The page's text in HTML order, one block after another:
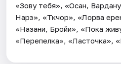
«Зову тебя», «Осан,
Нарэ», «Ткчор», «Лорва
«Назани, Бройи», «Пока
«Перепелка», «Ласточка»,